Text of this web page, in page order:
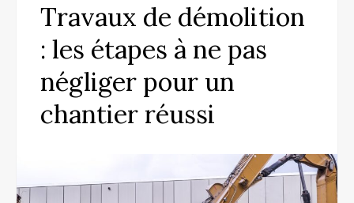
Travaux de démolition
: les étapes à ne pas
négliger pour un
chantier réussi